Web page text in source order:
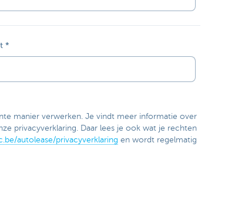
manier verwerken. Je vindt meer informatie over
privacyverklaring. Daar lees je ook wat je rechten
autolease/privacyverklaring en wordt regelmatig